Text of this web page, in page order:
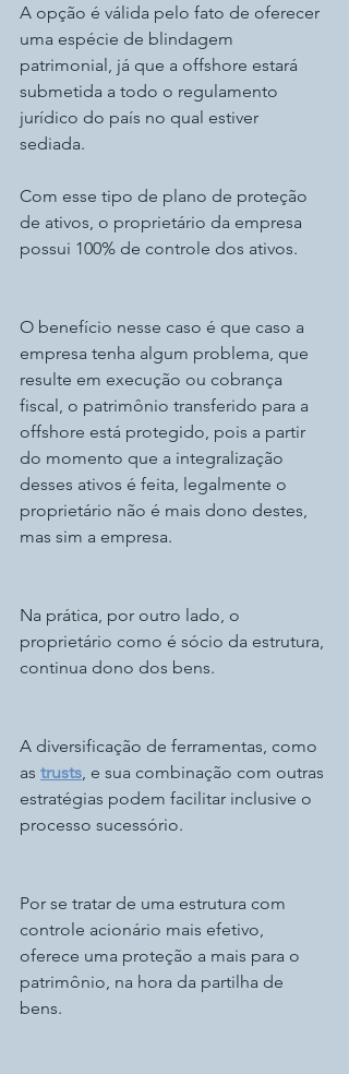
A opção é válida pelo fato de oferecer
uma espécie de blindagem
patrimonial, já que a offshore estará
submetida a todo o regulamento
jurídico do país no qual estiver
sediada.
Com esse tipo de plano de proteção
de ativos, o proprietário da empresa
possui 100% de controle dos ativos.
O benefício nesse caso é que caso a
empresa tenha algum problema, que
resulte em execução ou cobrança
fiscal, o patrimônio transferido para a
offshore está protegido, pois a partir
do momento que a integralização
desses ativos é feita, legalmente o
proprietário não é mais dono destes,
mas sim a empresa.
Na prática, por outro lado, o
proprietário como é sócio da estrutura,
continua dono dos bens.
A diversificação de ferramentas, como
as trusts , e sua combinação com outras
estratégias podem facilitar inclusive o
processo sucessório.
Por se tratar de uma estrutura com
controle acionário mais efetivo,
oferece uma proteção a mais para o
patrimônio, na hora da partilha de
bens.